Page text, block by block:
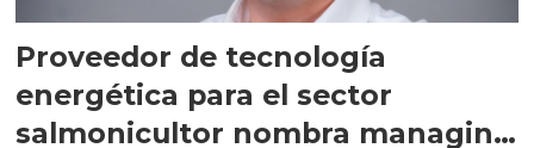
Proveedor de tecnología
energética para el sector
salmonicultor nombra managing